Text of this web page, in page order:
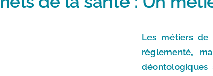
Les métiers de
réglementé,